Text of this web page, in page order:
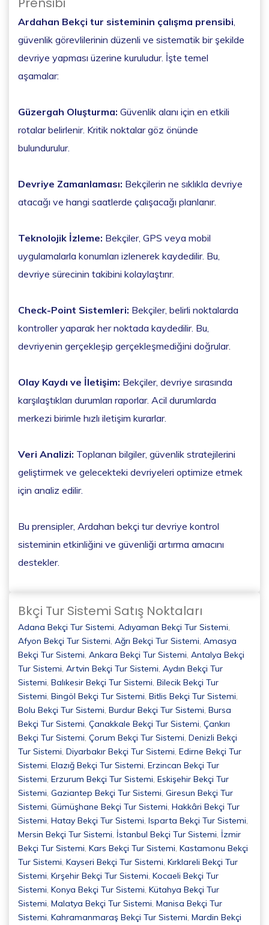
Ardahan Bekçi tur sisteminin çalışma prensibi,
güvenlik görevlilerinin düzenli ve sistematik bir şekilde
devriye yapması üzerine kuruludur. İşte temel
aşamalar:
Güzergah Oluşturma: Güvenlik alanı için en etkili
rotalar belirlenir. Kritik noktalar göz önünde
bulundurulur.
Devriye Zamanlaması: Bekçilerin ne sıklıkla devriye
atacağı ve hangi saatlerde çalışacağı planlanır.
Teknolojik İzleme: Bekçiler, GPS veya mobil
uygulamalarla konumları izlenerek kaydedilir. Bu,
devriye sürecinin takibini kolaylaştırır.
Check-Point Sistemleri: Bekçiler, belirli noktalarda
kontroller yaparak her noktada kaydedilir. Bu,
devriyenin gerçekleşip gerçekleşmediğini doğrular.
Olay Kaydı ve İletişim: Bekçiler, devriye sırasında
karşılaştıkları durumları raporlar. Acil durumlarda
merkezi birimle hızlı iletişim kurarlar.
Veri Analizi: Toplanan bilgiler, güvenlik stratejilerini
geliştirmek ve gelecekteki devriyeleri optimize etmek
için analiz edilir.
Bu prensipler, Ardahan bekçi tur devriye kontrol
sisteminin etkinliğini ve güvenliği artırma amacını
destekler.
Bkçi Tur Sistemi Satış Noktaları
Adana Bekçi Tur Sistemi, Adıyaman Bekçi Tur Sistemi,
Afyon Bekçi Tur Sistemi, Ağrı Bekçi Tur Sistemi, Amasya
Bekçi Tur Sistemi, Ankara Bekçi Tur Sistemi, Antalya Bekçi
Tur Sistemi, Artvin Bekçi Tur Sistemi, Aydın Bekçi Tur
Sistemi, Balıkesir Bekçi Tur Sistemi, Bilecik Bekçi Tur
Sistemi, Bingöl Bekçi Tur Sistemi, Bitlis Bekçi Tur Sistemi,
Bolu Bekçi Tur Sistemi, Burdur Bekçi Tur Sistemi, Bursa
Bekçi Tur Sistemi, Çanakkale Bekçi Tur Sistemi, Çankırı
Bekçi Tur Sistemi, Çorum Bekçi Tur Sistemi, Denizli Bekçi
Tur Sistemi, Diyarbakır Bekçi Tur Sistemi, Edirne Bekçi Tur
Sistemi, Elazığ Bekçi Tur Sistemi, Erzincan Bekçi Tur
Sistemi, Erzurum Bekçi Tur Sistemi, Eskişehir Bekçi Tur
Sistemi, Gaziantep Bekçi Tur Sistemi, Giresun Bekçi Tur
Sistemi, Gümüşhane Bekçi Tur Sistemi, Hakkâri Bekçi Tur
Sistemi, Hatay Bekçi Tur Sistemi, Isparta Bekçi Tur Sistemi,
Mersin Bekçi Tur Sistemi, İstanbul Bekçi Tur Sistemi, İzmir
Bekçi Tur Sistemi, Kars Bekçi Tur Sistemi, Kastamonu Bekçi
Tur Sistemi, Kayseri Bekçi Tur Sistemi, Kırklareli Bekçi Tur
Sistemi, Kırşehir Bekçi Tur Sistemi, Kocaeli Bekçi Tur
Sistemi, Konya Bekçi Tur Sistemi, Kütahya Bekçi Tur
Sistemi, Malatya Bekçi Tur Sistemi, Manisa Bekçi Tur
Sistemi, Kahramanmaraş Bekçi Tur Sistemi, Mardin Bekçi